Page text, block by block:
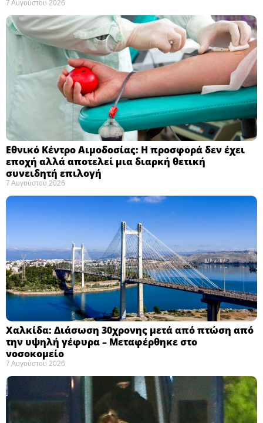
7 Αυγούστου 2026
Εθνικό Κέντρο Αιμοδοσίας: H προσφορά δεν έχει
εποχή αλλά αποτελεί μια διαρκή θετική
συνειδητή επιλογή ​
7 Αυγούστου 2026
Χαλκίδα: Διάσωση 30χρονης μετά από πτώση από
την υψηλή γέφυρα – Μεταφέρθηκε στο
νοσοκομείο ​
7 Αυγούστου 2026